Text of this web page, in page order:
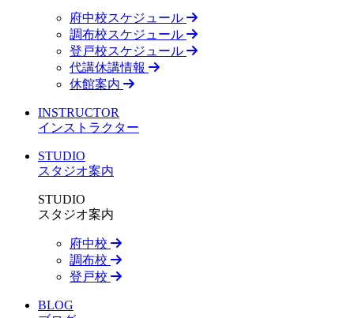
府中校スケジュール
調布校スケジュール
登戸校スケジュール
代講休講情報
休館案内
INSTRUCTOR
インストラクター
STUDIO
スタジオ案内
STUDIO
スタジオ案内
府中校
調布校
登戸校
BLOG